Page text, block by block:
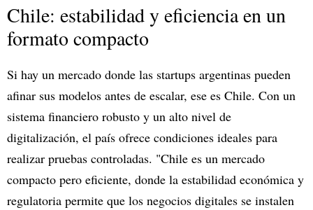
Chile: estabilidad y eficiencia en un
formato compacto
Si hay un mercado donde las startups argentinas pueden
afinar sus modelos antes de escalar, ese es Chile. Con un
sistema financiero robusto y un alto nivel de
digitalización, el país ofrece condiciones ideales para
realizar pruebas controladas. "Chile es un mercado
compacto pero eficiente, donde la estabilidad económica y
regulatoria permite que los negocios digitales se instalen